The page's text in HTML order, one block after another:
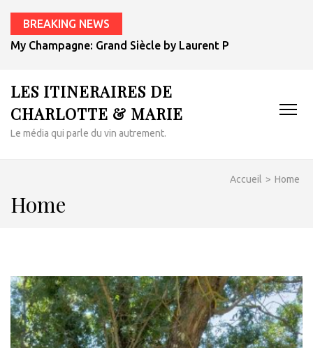
BREAKING NEWS
My Champagne: Grand Siècle by Laurent Perrier
LES ITINERAIRES DE
CHARLOTTE & MARIE
Le média qui parle du vin autrement.
Accueil > Home
Home